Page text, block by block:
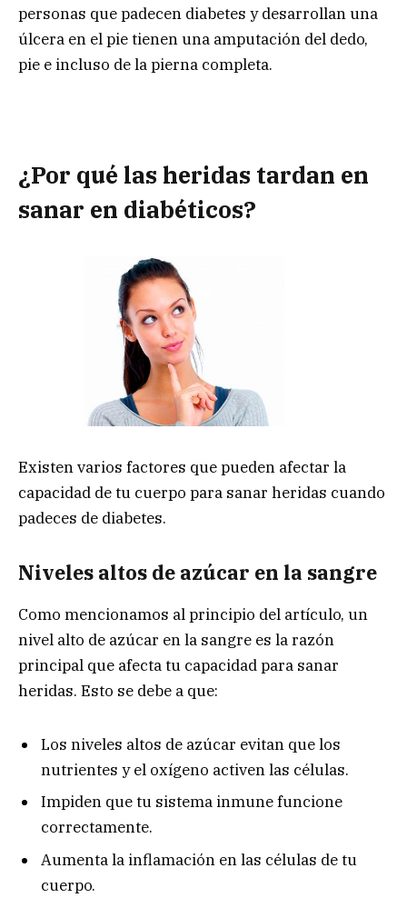
personas que padecen diabetes y desarrollan una
úlcera en el pie tienen una amputación del dedo,
pie e incluso de la pierna completa.
¿Por qué las heridas tardan en
sanar en diabéticos?
Existen varios factores que pueden afectar la
capacidad de tu cuerpo para sanar heridas cuando
padeces de diabetes.
Niveles altos de azúcar en la sangre
Como mencionamos al principio del artículo, un
nivel alto de azúcar en la sangre es la razón
principal que afecta tu capacidad para sanar
heridas. Esto se debe a que:
Los niveles altos de azúcar evitan que los
nutrientes y el oxígeno activen las células.
Impiden que tu sistema inmune funcione
correctamente.
Aumenta la inflamación en las células de tu
cuerpo.